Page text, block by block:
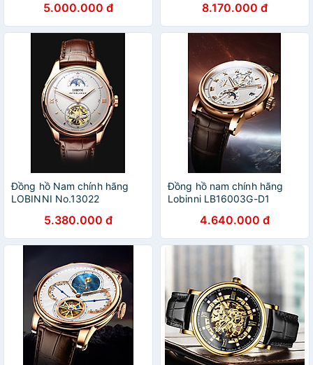
5.000.000 đ 8.170.000 đ
Đồng hồ Nam chính hãng
LOBINNI No.13022
5.380.000 đ
Đồng hồ nam chính hãng
Lobinni LB16003G-D1
4.640.000 đ